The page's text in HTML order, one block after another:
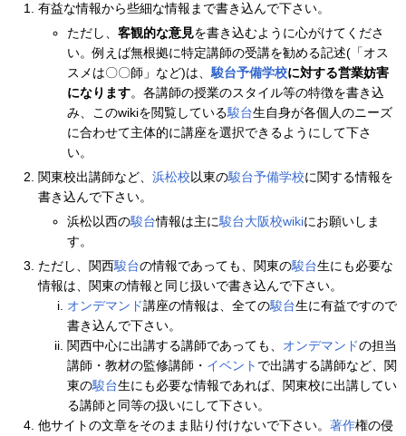
有益な情報から些細な情報まで書き込んで下さい。
ただし、 客観的な意見を書き込むように心がけてくださ
い。例えば無根拠に特定講師の受講を勧める記述(「オス
スメは〇〇師」など)は、 駿台予備学校に対する営業妨害
になります。各講師の授業のスタイル等の特徴を書き込
み、このwikiを閲覧している駿台生自身が各個人のニーズ
に合わせて主体的に講座を選択できるようにして下さ
い。
関東校出講師など、 浜松校以東の駿台予備学校に関する情報を
書き込んで下さい。
浜松以西の駿台情報は主に駿台大阪校wikiにお願いしま
す。
ただし、関西駿台の情報であっても、関東の駿台生にも必要な
情報は、関東の情報と同じ扱いで書き込んで下さい。
オンデマンド講座の情報は、全ての駿台生に有益ですので
書き込んで下さい。
関西中心に出講する講師であっても、 オンデマンドの担当
講師・教材の監修講師・ イベント で出講する講師など、関
東の駿台生にも必要な情報であれば、関東校に出講してい
る講師と同等の扱いにして下さい。
他サイトの文章をそのまま貼り付けないで下さい。 著作権の侵